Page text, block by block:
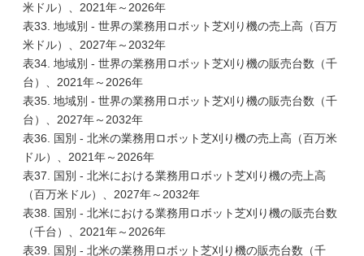
米ドル）、2021年～2026年
表33. 地域別 - 世界の業務用ロボット芝刈り機の売上高（百万
米ドル）、2027年～2032年
表34. 地域別 - 世界の業務用ロボット芝刈り機の販売台数（千
台）、2021年～2026年
表35. 地域別 - 世界の業務用ロボット芝刈り機の販売台数（千
台）、2027年～2032年
表36. 国別 - 北米の業務用ロボット芝刈り機の売上高（百万米
ドル）、2021年～2026年
表37. 国別 - 北米における業務用ロボット芝刈り機の売上高
（百万米ドル）、2027年～2032年
表38. 国別 - 北米における業務用ロボット芝刈り機の販売台数
（千台）、2021年～2026年
表39. 国別 - 北米の業務用ロボット芝刈り機の販売台数（千